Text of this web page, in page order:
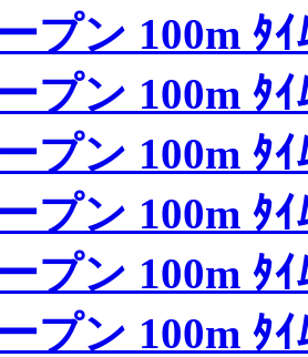
プン 100m ﾀｲ
プン 100m ﾀｲ
プン 100m ﾀｲ
プン 100m ﾀｲ
プン 100m ﾀｲ
プン 100m ﾀｲ